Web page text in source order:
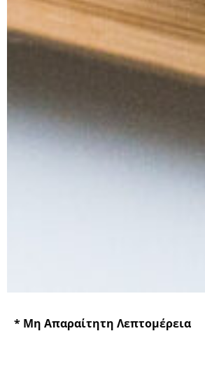
* Μη Απαραίτητη Λεπτομέρεια